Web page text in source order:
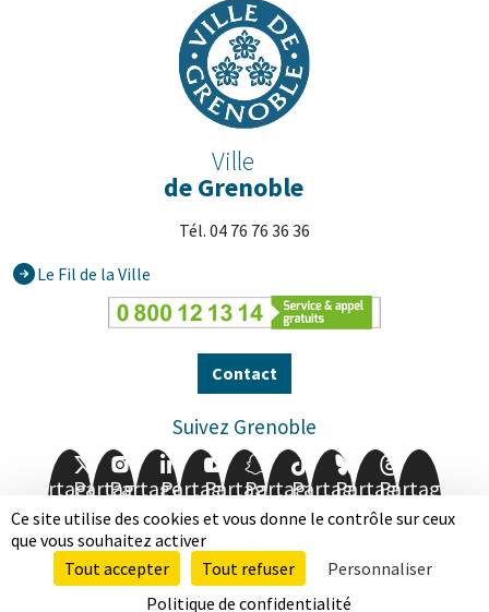
Ce site utilise des cookies et vous donne le contrôle sur ceux
que vous souhaitez activer
Tout accepter
Tout refuser
Personnaliser
Politique de confidentialité
Ville
de Grenoble
Tél. 04 76 76 36 36
Le Fil de la Ville
Contact
Suivez Grenoble
Partager
sur
Facebook
Partager
sur
Twitter
Partager
sur
Instagram
Partager
sur
LinkedIn
Partager
sur
Youtube
Partager
sur
Partager
sur
Partager
sur
Partager
sur
Mentions légalesDonnées personnelles